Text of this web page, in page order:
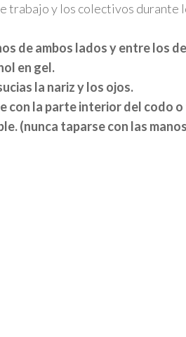
trabajo y los colectivos durante
de ambos lados y entre los
en gel.
la nariz y los ojos.
con la parte interior del codo
(nunca taparse con las